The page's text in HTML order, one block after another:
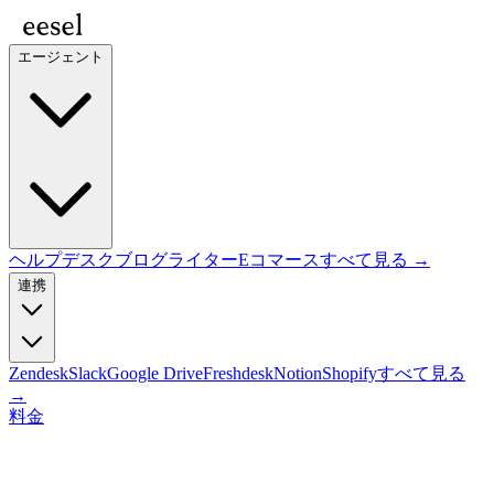
エージェント
ヘルプデスクブログライターEコマースすべて見る →
連携
ZendeskSlackGoogle DriveFreshdeskNotionShopifyすべて見る
→
料金